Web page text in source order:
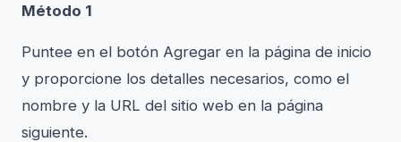
Método 1
Puntee en el botón Agregar en la página de inicio
y proporcione los detalles necesarios, como el
nombre y la URL del sitio web en la página
siguiente.